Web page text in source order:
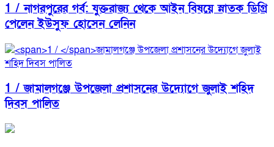
1 /নাগরপুরের গর্ব: যুক্তরাজ্য থেকে আইন বিষয়ে স্নাতক ডিগ্রি
পেলেন ইউসুফ হোসেন লেনিন
1 /জামালগঞ্জে উপজেলা প্রশাসনের উদ্যোগে জুলাই শহিদ
দিবস পালিত